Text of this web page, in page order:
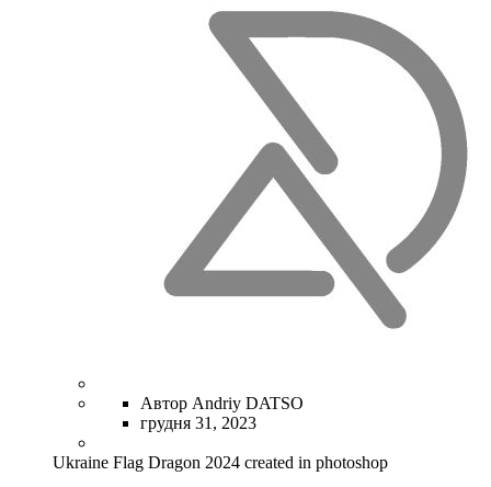
Автор Andriy DATSO
грудня 31, 2023
Ukraine Flag Dragon 2024 created in photoshop